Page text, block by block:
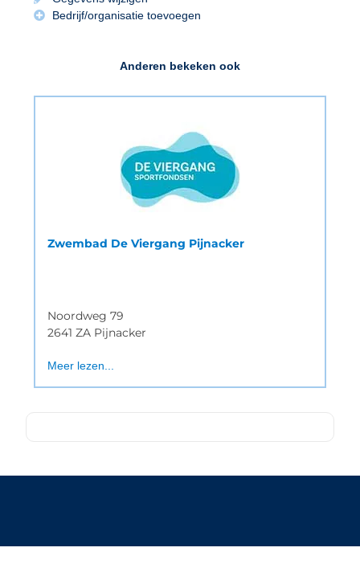
Bedrijf/organisatie toevoegen
Anderen bekeken ook
Zwembad De Viergang Pijnacker
Noordweg 79
2641 ZA Pijnacker
Meer lezen...